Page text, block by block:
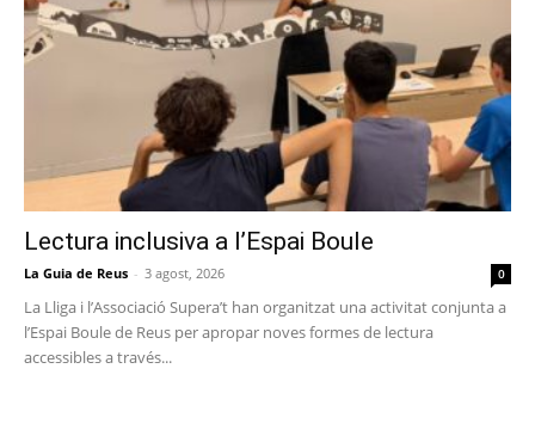
Lectura inclusiva a l’Espai Boule
La Guia de Reus - 3 agost, 2026 0
La Lliga i l’Associació Supera’t han organitzat una activitat conjunta a
l’Espai Boule de Reus per apropar noves formes de lectura
accessibles a través...